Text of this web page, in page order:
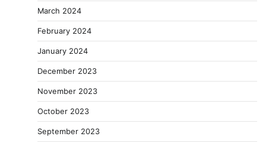
March 2024
February 2024
January 2024
December 2023
November 2023
October 2023
September 2023